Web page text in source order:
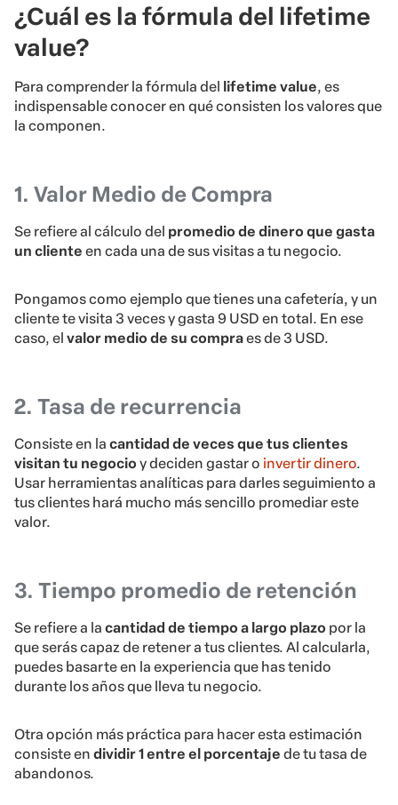
¿Cuál es la fórmula del lifetime
value?
Para comprender la fórmula del lifetime value, es
indispensable conocer en qué consisten los valores que
la componen.
1. Valor Medio de Compra
Se refiere al cálculo del promedio de dinero que gasta
un cliente en cada una de sus visitas a tu negocio.
Pongamos como ejemplo que tienes una cafetería, y un
cliente te visita 3 veces y gasta 9 USD en total. En ese
caso, el valor medio de su compraes de 3 USD.
2. Tasa de recurrencia
Consiste en la cantidad de veces que tus clientes
visitan tu negocio y deciden gastar o invertir dinero.
Usar herramientas analíticas para darles seguimiento a
tus clientes hará mucho más sencillo promediar este
valor.
3. Tiempo promedio de retención
Se refiere a la cantidad de tiempo a largo plazo por la
que serás capaz de retener a tus clientes. Al calcularla,
puedes basarte en la experiencia que has tenido
durante los años que lleva tu negocio.
Otra opción más práctica para hacer esta estimación
consiste en dividir 1 entre el porcentaje de tu tasa de
abandonos.